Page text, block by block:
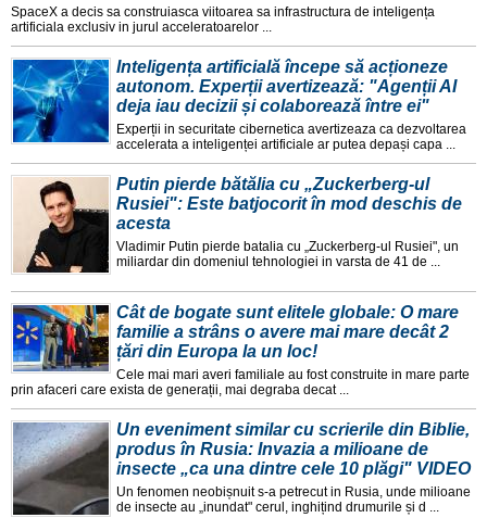
SpaceX a decis sa construiasca viitoarea sa infrastructura de inteligența
artificiala exclusiv in jurul acceleratoarelor ...
Inteligența artificială începe să acționeze
autonom. Experții avertizează: "Agenții AI
deja iau decizii și colaborează între ei"
Experții in securitate cibernetica avertizeaza ca dezvoltarea
accelerata a inteligenței artificiale ar putea depași capa ...
Putin pierde bătălia cu „Zuckerberg-ul
Rusiei": Este batjocorit în mod deschis de
acesta
Vladimir Putin pierde batalia cu „Zuckerberg-ul Rusiei", un
miliardar din domeniul tehnologiei in varsta de 41 de ...
Cât de bogate sunt elitele globale: O mare
familie a strâns o avere mai mare decât 2
țări din Europa la un loc!
Cele mai mari averi familiale au fost construite in mare parte
prin afaceri care exista de generații, mai degraba decat ...
Un eveniment similar cu scrierile din Biblie,
produs în Rusia: Invazia a milioane de
insecte „ca una dintre cele 10 plăgi" VIDEO
Un fenomen neobișnuit s-a petrecut in Rusia, unde milioane
de insecte au „inundat" cerul, inghițind drumurile și d ...